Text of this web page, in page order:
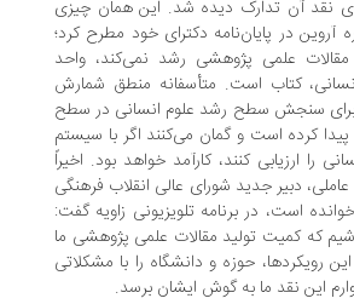
تدارک دیده شد. این همان چیزی
در پایان‌نامه دکترای خود مطرح کرد؛
علمی پژوهشی رشد نمی‌کند، واحد
کتاب است. متأسفانه منطق شمارش
سطح رشد علوم انسانی در سطح
است و گمان می‌کنند اگر با سیستم
کنند، کارآمد خواهد بود. اخیراً
جدید شورای عالی انقلاب فرهنگی
در برنامه تلویزیونی زاویه گفت:
کمیت تولید مقالات علمی پژوهشی ما
حوزه و دانشگاه را با مشکلاتی
نقد ما به گوش ایشان برسد.